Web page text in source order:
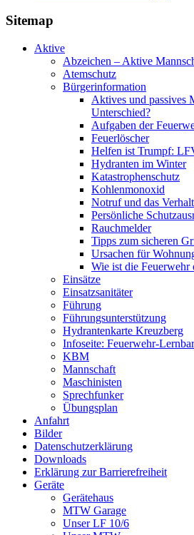
Sitemap
Aktive
Abzeichen – Aktive
Atemschutz
Bürgerinformation
Aktives und passives
Unterschied?
Aufgaben der
Feuerlöscher
Helfen ist Trumpf:
Hydranten im Winter
Katastrophenschutz
Kohlenmonoxid
Notruf und das
Persönliche
Rauchmelder
Tipps zum sicheren
Ursachen für
Wie ist die Feuerwehr
Einsätze
Einsatzsanitäter
Führung
Führungsunterstützung
Hydrantenkarte Kreuzberg
Infoseite: Feuerwehr-Lernbar
KBM
Mannschaft
Maschinisten
Sprechfunker
Übungsplan
Anfahrt
Bilder
Datenschutzerklärung
Downloads
Erklärung zur Barriere­frei­heit
Geräte
Gerätehaus
MTW Garage
Unser LF 10/6